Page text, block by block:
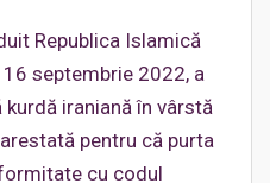
Republica Islamică
septembrie 2022, a
iraniană în vârstă
pentru că purta
cu codul